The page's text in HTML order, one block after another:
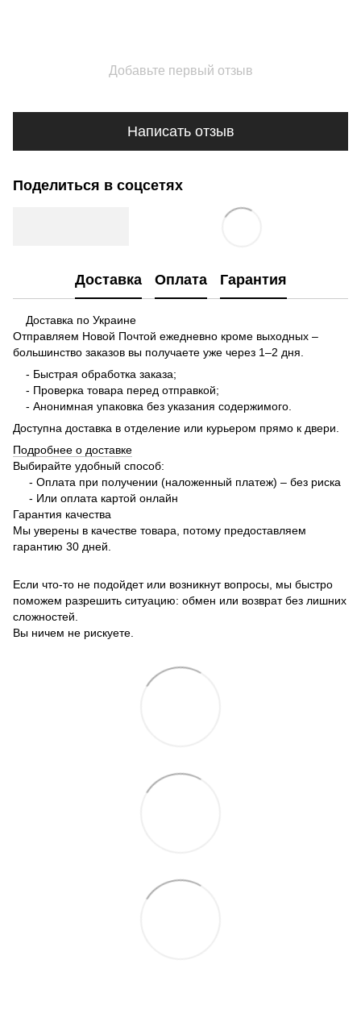
Добавьте первый отзыв
Написать отзыв
Поделиться в соцсетях
Доставка Оплата Гарантия
Доставка по Украине
Отправляем Новой Почтой ежедневно кроме выходных –
большинство заказов вы получаете уже через 1–2 дня.
- Быстрая обработка заказа;
- Проверка товара перед отправкой;
- Анонимная упаковка без указания содержимого.
Доступна доставка в отделение или курьером прямо к двери.
Подробнее о доставке
Выбирайте удобный способ:
- Оплата при получении (наложенный платеж) – без риска
- Или оплата картой онлайн
Гарантия качества
Мы уверены в качестве товара, потому предоставляем
гарантию 30 дней.
Если что-то не подойдет или возникнут вопросы, мы быстро
поможем разрешить ситуацию: обмен или возврат без лишних
сложностей.
Вы ничем не рискуете.